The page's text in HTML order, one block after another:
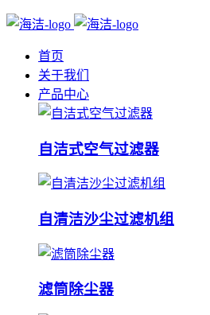
首页
关于我们
产品中心
自洁式空气过滤器
自清洁沙尘过滤机组
滤筒除尘器